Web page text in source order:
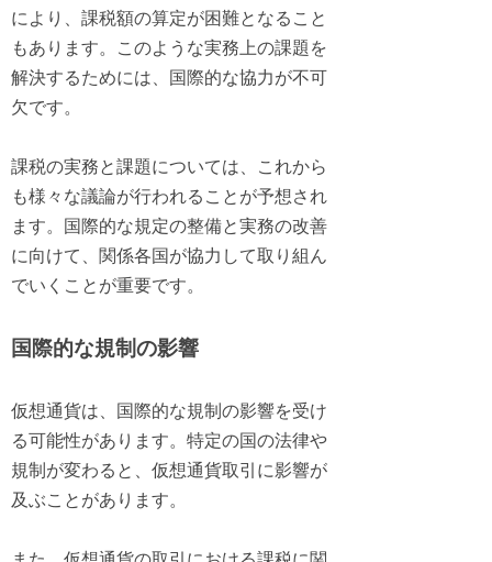
により、課税額の算定が困難となること
もあります。このような実務上の課題を
解決するためには、国際的な協力が不可
欠です。
課税の実務と課題については、これから
も様々な議論が行われることが予想され
ます。国際的な規定の整備と実務の改善
に向けて、関係各国が協力して取り組ん
でいくことが重要です。
国際的な規制の影響
仮想通貨は、国際的な規制の影響を受け
る可能性があります。特定の国の法律や
規制が変わると、仮想通貨取引に影響が
及ぶことがあります。